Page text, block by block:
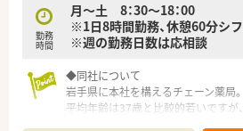
勤務
時間
月～土 8：30～18：00
※1日8時間勤務、休憩60分シ
※週の勤務日数は応相談
◆同社について
岩手県に本社を構えるチェーン薬局。
平均年齢は37歳と比較的若いですが